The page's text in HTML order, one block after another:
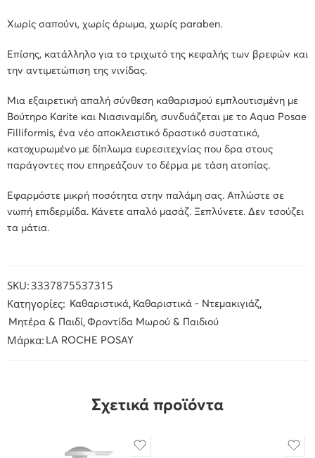
Χωρίς σαπούνι, χωρίς άρωμα, χωρίς paraben.
Επίσης, κατάλληλο για το τριχωτό της κεφαλής των βρεφών και
την αντιμετώπιση της νινίδας.
Μια εξαιρετική απαλή σύνθεση καθαρισμού εμπλουτισμένη με
Βούτηρο Karite και Νιασιναμίδη, συνδυάζεται με το Aqua Posae
Filliformis, ένα νέο αποκλειστικό δραστικό συστατικό,
κατοχυρωμένο με δίπλωμα ευρεσιτεχνίας που δρα στους
παράγοντες που επηρεάζουν το δέρμα με τάση ατοπίας.
Εφαρμόστε μικρή ποσότητα στην παλάμη σας. Απλώστε σε
νωπή επιδερμίδα. Κάνετε απαλό μασάζ. Ξεπλύνετε. Δεν τσούζει
τα μάτια.
SKU:3337875537315
Κατηγορίες:
Καθαριστικά, Καθαριστικά - Ντεμακιγιάζ,
Μητέρα & Παιδί, Φροντίδα Μωρού & Παιδιού
Μάρκα: LA ROCHE POSAY
Σχετικά προϊόντα